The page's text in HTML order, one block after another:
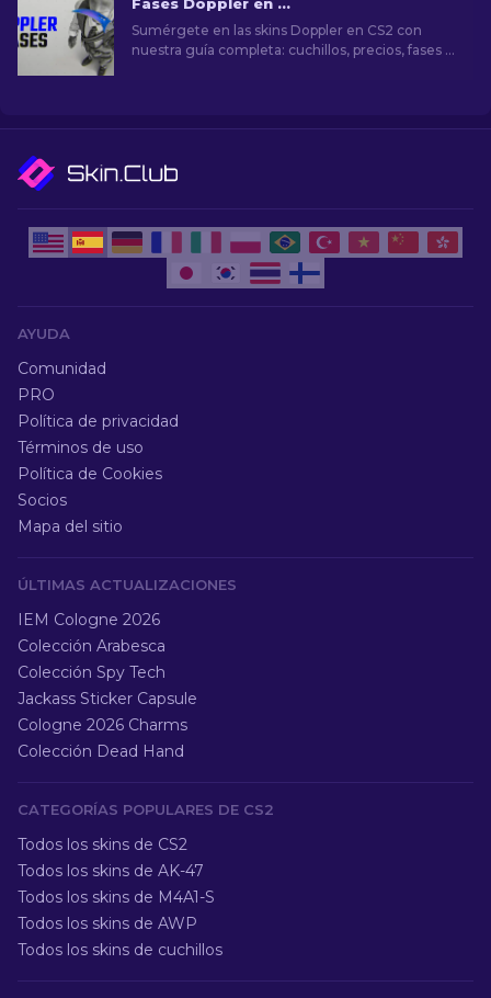
Sumérgete en las skins Doppler en CS2 con
nuestra guía completa: cuchillos, precios, fases y
AYUDA
Comunidad
PRO
Política de privacidad
Términos de uso
Política de Cookies
Socios
Mapa del sitio
ÚLTIMAS ACTUALIZACIONES
IEM Cologne 2026
Colección Arabesca
Colección Spy Tech
Jackass Sticker Capsule
Cologne 2026 Charms
Colección Dead Hand
CATEGORÍAS POPULARES DE CS2
Todos los skins de CS2
Todos los skins de AK-47
Todos los skins de M4A1-S
Todos los skins de AWP
Todos los skins de cuchillos